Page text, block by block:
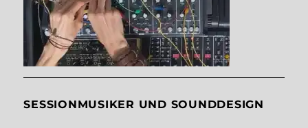
SESSIONMUSIKER UND SOUNDDESIGN